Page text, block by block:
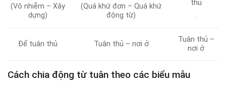
(Vô nhiễm – Xây
dựng)
(Quá khứ đơn – Quá khứ
động từ)
thủ
.
Để tuân thủ Tuân thủ – nơi ở
Tuân thủ –
nơi ở
Cách chia động từ tuân theo các biểu mẫu